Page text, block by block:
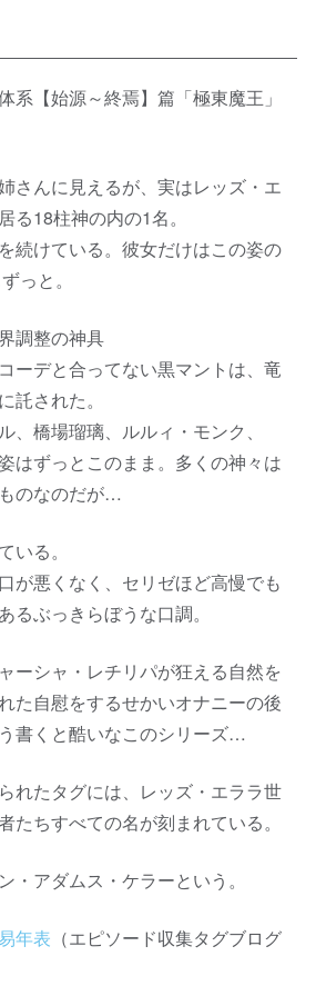
系【始源～終焉】篇「極東魔王」
さんに見えるが、実はレッズ・エ
る18柱神の内の1名。
続けている。彼女だけはこの姿の
っと。
調整の神具
ーデと合ってない黒マントは、竜
託された。
、橋場瑠璃、ルルィ・モンク、
はずっとこのまま。多くの神々は
のなのだが…
いる。
が悪くなく、セリゼほど高慢でも
るぶっきらぼうな口調。
ーシャ・レチリパが狂える自然を
た自慰をするせかいオナニーの後
書くと酷いなこのシリーズ…
れたタグには、レッズ・エララ世
たちすべての名が刻まれている。
・アダムス・ケラーという。
年表 （エピソード収集タグブログ